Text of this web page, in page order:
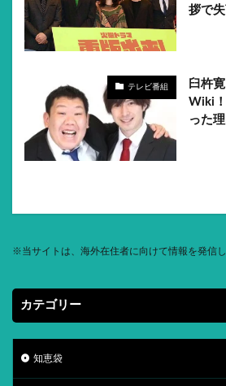
拶で失
テレビ番組
臼杵
Wiki
った
※当サイトは、海外在住者に向けて情報を発信し
カテゴリー
知恵袋